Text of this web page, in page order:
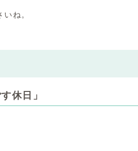
ね。
休日」